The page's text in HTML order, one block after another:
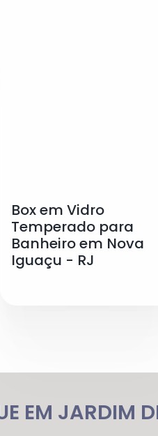
Box em Vidro
Temperado para
Banheiro em Nova
Iguaçu - RJ
EM JARDIM